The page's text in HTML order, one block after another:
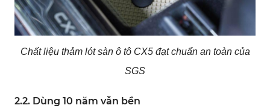
Chất liệu thảm lót sàn ô tô CX5 đạt chuẩn an toàn của
SGS
2.2. Dùng 10 năm vẫn bền